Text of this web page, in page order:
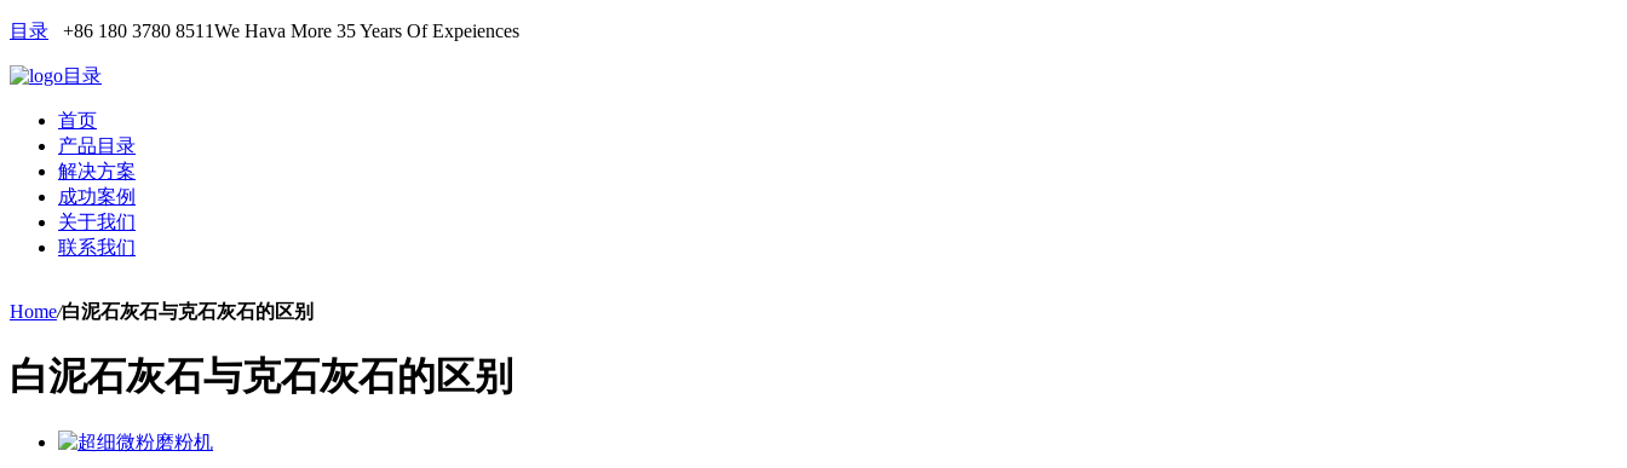
目录 +86 180 3780 8511We Hava More 35 Years Of Expeiences
目录
首页
产品目录
解决方案
成功案例
关于我们
联系我们
Home/白泥石灰石与克石灰石的区别
白泥石灰石与克石灰石的区别